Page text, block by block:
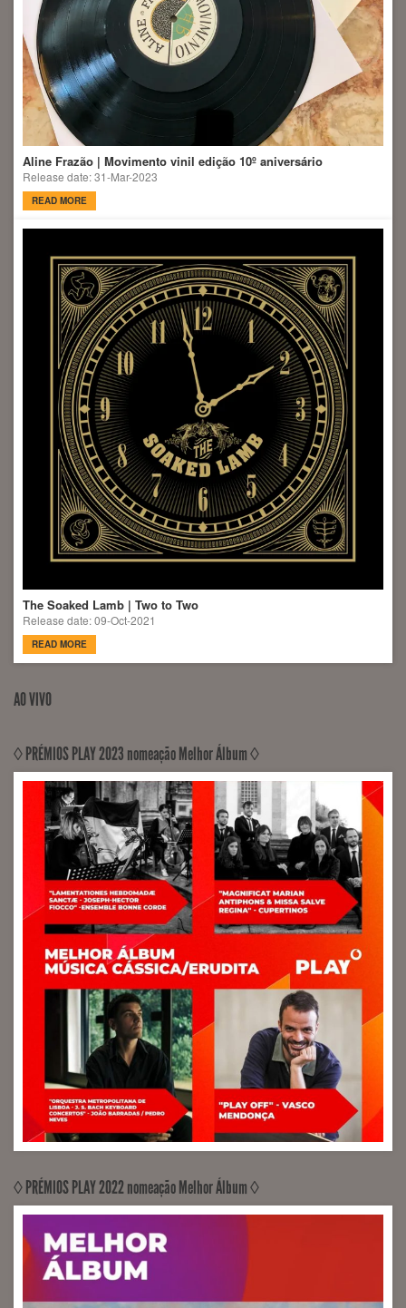
Aline Frazão | Movimento vinil edição 10º aniversário
Release date: 31-Mar-2023
READ MORE
The Soaked Lamb | Two to Two
Release date: 09-Oct-2021
READ MORE
AO VIVO
◊ PRÉMIOS PLAY 2023 nomeação Melhor Álbum ◊
RECORDED, MIXED, MASTERED Artway Culture
(Engineer Sérgio Milhano)
◊ PRÉMIOS PLAY 2022 nomeação Melhor Álbum ◊